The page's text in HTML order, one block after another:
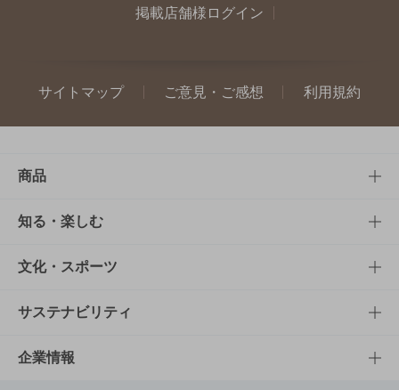
掲載店舗様ログイン
サイトマップ ご意見・ご感想 利用規約
商品
商品TOP
商品一覧
商品発売情報
栄養成分一覧
知る・楽しむ
知る・楽しむTOP
キャンペーン
工場見学
文化・スポーツ
文化・スポーツTOP
サントリーホール
サステナビリティ
サステナビリティTOP
企業情報